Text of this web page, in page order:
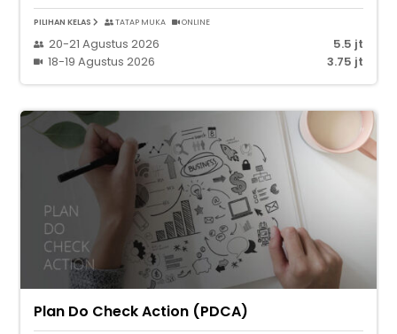
PILIHAN KELAS TATAP MUKA ONLINE
20-21 Agustus 2026
5.5 jt
18-19 Agustus 2026
3.75 jt
Plan Do Check Action (PDCA)